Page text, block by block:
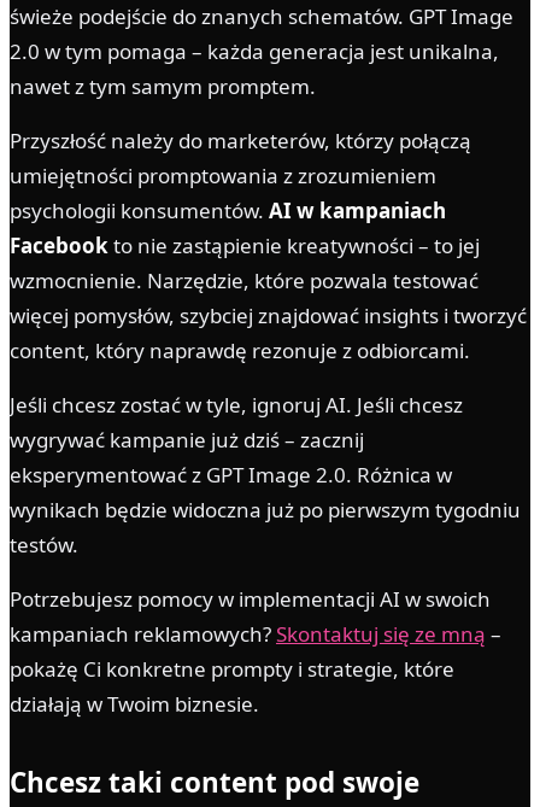
świeże podejście do znanych schematów. GPT Image
2.0 w tym pomaga – każda generacja jest unikalna,
nawet z tym samym promptem.
Przyszłość należy do marketerów, którzy połączą
umiejętności promptowania z zrozumieniem
psychologii konsumentów. AI w kampaniach
Facebookto nie zastąpienie kreatywności – to jej
wzmocnienie. Narzędzie, które pozwala testować
więcej pomysłów, szybciej znajdować insights i tworzyć
content, który naprawdę rezonuje z odbiorcami.
Jeśli chcesz zostać w tyle, ignoruj AI. Jeśli chcesz
wygrywać kampanie już dziś – zacznij
eksperymentować z GPT Image 2.0. Różnica w
wynikach będzie widoczna już po pierwszym tygodniu
testów.
Potrzebujesz pomocy w implementacji AI w swoich
kampaniach reklamowych?Skontaktuj się ze mną –
pokażę Ci konkretne prompty i strategie, które
działają w Twoim biznesie.
Chcesz taki content pod swoje